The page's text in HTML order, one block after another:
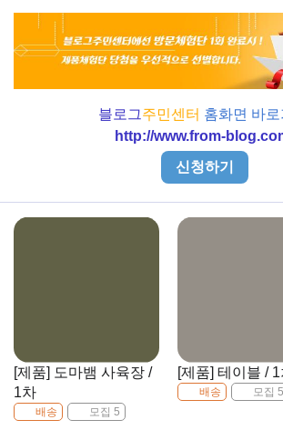
블로그주민센터 홈화면 바로
http://www.from-
신청하기
[제품] 도마뱀 사육장 /
1차
배송 모집 5
[제품] 테이블 /
배송 모집 5